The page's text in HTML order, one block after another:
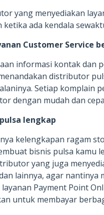
yang menyediakan
ketika ada kendala
Customer Service
informasi kontak dan
distributor
Setiap komplain
dengan mudah dan
lengkap
kelengkapan ragam
bisnis pulsa kamu
yang juga
lainnya, agar nantinya
Payment Point
untuk membayar